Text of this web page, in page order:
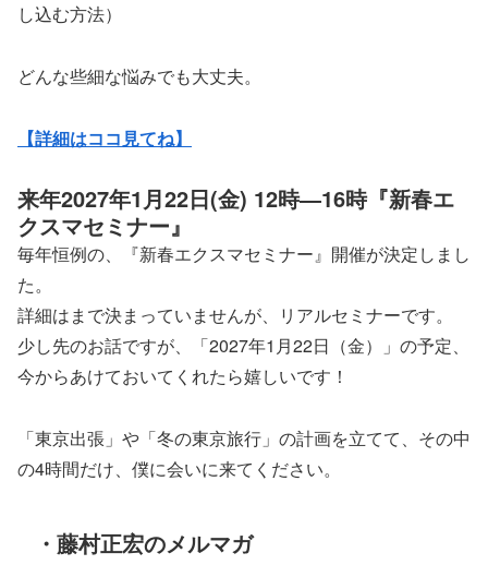
し込む方法）
どんな些細な悩みでも大丈夫。
【詳細はココ見てね】
来年2027年1月22日(金) 12時―16時『新春エ
クスマセミナー』
毎年恒例の、『新春エクスマセミナー』開催が決定しまし
た。
詳細はまで決まっていませんが、リアルセミナーです。
少し先のお話ですが、「2027年1月22日（金）」の予定、
今からあけておいてくれたら嬉しいです！
「東京出張」や「冬の東京旅行」の計画を立てて、その中
の4時間だけ、僕に会いに来てください。
・藤村正宏のメルマガ